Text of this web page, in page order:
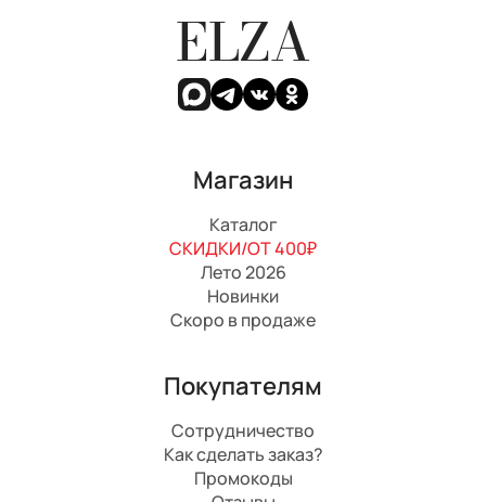
ELZA
Магазин
Каталог
СКИДКИ/ОТ 400₽
Лето 2026
Новинки
Скоро в продаже
Покупателям
Сотрудничество
Как сделать заказ?
Промокоды